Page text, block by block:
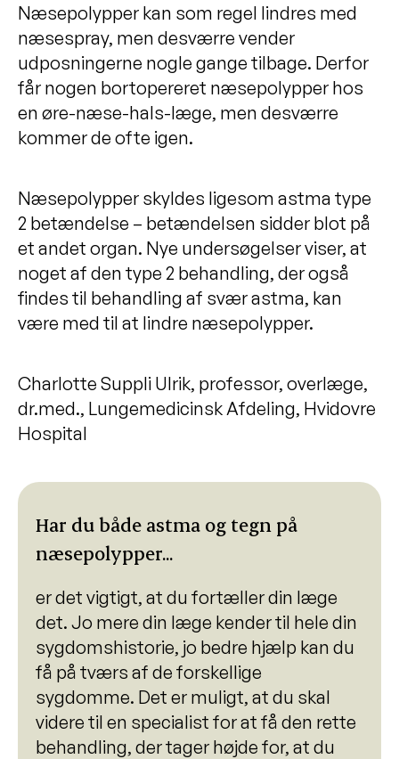
Næsepolypper kan som regel lindres med
næsespray, men desværre vender
udposningerne nogle gange tilbage. Derfor
får nogen bortopereret næsepolypper hos
en øre-næse-hals-læge, men desværre
kommer de ofte igen.
Næsepolypper skyldes ligesom astma type
2 betændelse – betændelsen sidder blot på
et andet organ. Nye undersøgelser viser, at
noget af den type 2 behandling, der også
findes til behandling af svær astma, kan
være med til at lindre næsepolypper.
Charlotte Suppli Ulrik, professor, overlæge,
dr.med., Lungemedicinsk Afdeling, Hvidovre
Hospital
Har du både astma og tegn på
næsepolypper...
er det vigtigt, at du fortæller din læge
det. Jo mere din læge kender til hele din
sygdomshistorie, jo bedre hjælp kan du
få på tværs af de forskellige
sygdomme. Det er muligt, at du skal
videre til en specialist for at få den rette
behandling, der tager højde for, at du